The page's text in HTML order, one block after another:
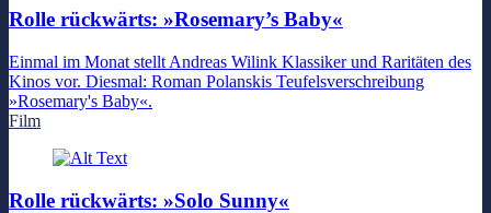
Rolle rückwärts: »Rosemary’s Baby«
Einmal im Monat stellt Andreas Wilink Klassiker und Raritäten des
Kinos vor. Diesmal: Roman Polanskis Teufelsverschreibung
»Rosemary's Baby«.
Film
Rolle rückwärts: »Solo Sunny«